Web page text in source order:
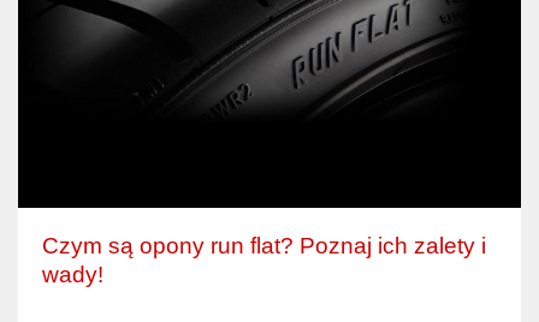
Czym są opony run flat? Poznaj ich zalety i
wady!